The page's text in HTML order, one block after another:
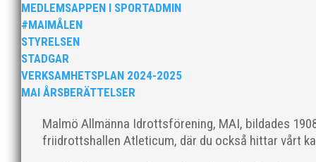
MEDLEMSAPPEN I SPORTADMIN
#MAIMÅLEN
STYRELSEN
STADGAR
VERKSAMHETSPLAN 2024-2025
MAI ÅRSBERÄTTELSER
Malmö Allmänna Idrottsförening, MAI, bildades
friidrottshallen Atleticum, där du också hittar vårt
Efter en noggrann och lång rekryteringsprocess är
expertis från sina fyra år som klubbchef på IF Kville i